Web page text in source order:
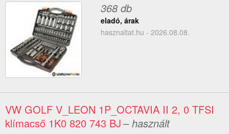
368 db
eladó, árak
hasznaltat.hu - 2026.08.08.
VW GOLF V_LEON 1P_OCTAVIA II 2, 0 TFSI
klímacső 1K0 820 743 BJ– használt